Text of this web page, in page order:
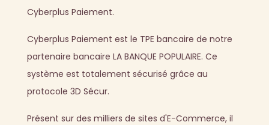
Cyberplus Paiement.
Cyberplus Paiement est le TPE bancaire de notre
partenaire bancaire LA BANQUE POPULAIRE. Ce
système est totalement sécurisé grâce au
protocole 3D Sécur.
Présent sur des milliers de sites d'E-Commerce, il